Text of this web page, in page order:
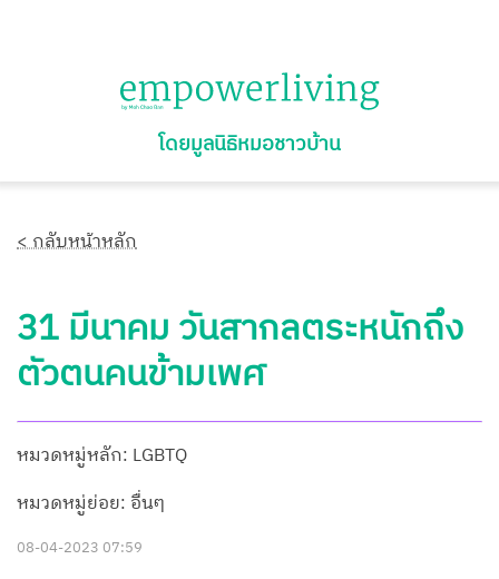
โดยมูลนิธิหมอชาวบ้าน
< กลับหน้าหลัก
31 มีนาคม วันสากลตระหนักถึง
ตัวตนคนข้ามเพศ
หมวดหมู่หลัก: LGBTQ
หมวดหมู่ย่อย: อื่นๆ
08-04-2023 07:59